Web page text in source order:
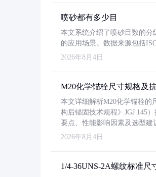
喷砂都有多少目
本文系统介绍了喷砂目数的分
的应用场景。数据来源包括
2026年8月4日
M20化学锚栓尺寸规格及
本文详细解析M20化学锚栓的
构后锚固技术规程》JGJ 145
要点、性能影响因素及选型建
2026年8月4日
1/4-36UNS-2A螺纹标准尺